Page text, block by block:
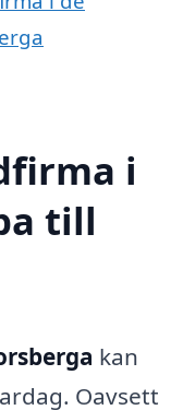
i
till
kan
Oavsett